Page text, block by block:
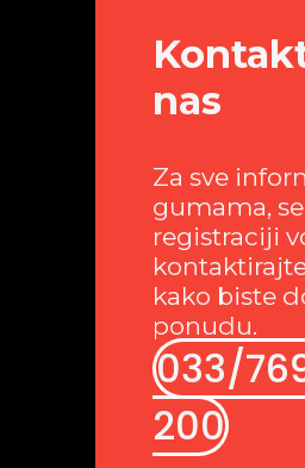
nas
Za sve
gumama,
registraciji
kako biste
ponudu.
033/
200